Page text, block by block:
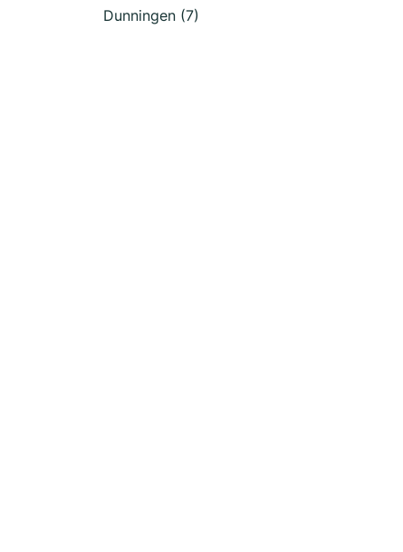
Dunningen (7)